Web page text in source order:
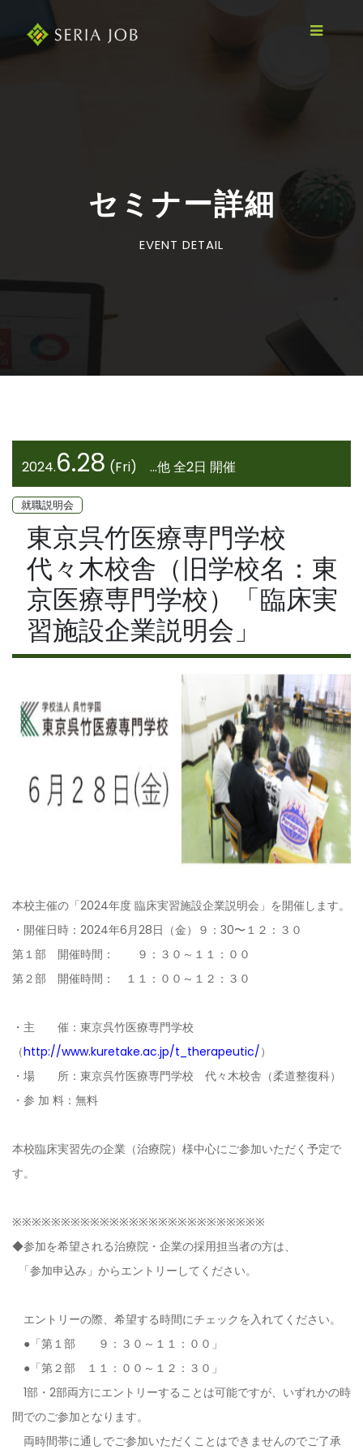
セミナー詳細
EVENT DETAIL
2024.6.28 (Fri) ...他 全2日 開催
就職説明会
東京呉竹医療専門学校
代々木校舎（旧学校名：東
京医療専門学校）「臨床実
習施設企業説明会」
本校主催の「2024年度 臨床実習施設企業説明会」を開催します。
・開催日時：2024年6月28日（金）９：30〜１２：３０
第１部 開催時間： ９：３０～１１：００
第２部 開催時間： １１：００～１２：３０
・主 催：東京呉竹医療専門学校
（http://www.kuretake.ac.jp/t_therapeutic/）
・場 所：東京呉竹医療専門学校 代々木校舎（柔道整復科）
・参 加 料：無料
本校臨床実習先の企業（治療院）様中心にご参加いただく予定で
す。
※※※※※※※※※※※※※※※※※※※※※※※※※※
◆参加を希望される治療院・企業の採用担当者の方は、
「参加申込み」からエントリーしてください。
エントリーの際、希望する時間にチェックを入れてください。
●「第１部 ９：３０～１１：００」
●「第２部 １１：００～１２：３０」
1部・2部両方にエントリーすることは可能ですが、いずれかの時
間でのご参加となります。
両時間帯に通しでご参加いただくことはできませんのでご了承